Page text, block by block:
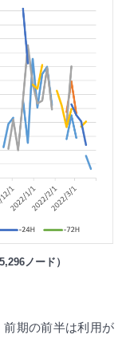
ノード）
期の前半は利用が